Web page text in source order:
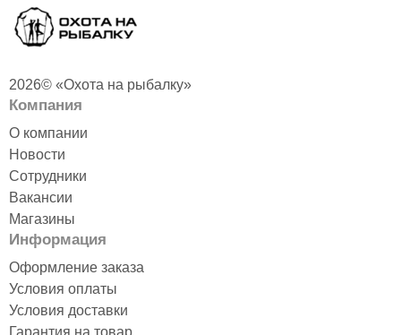
2026© «Охота на рыбалку»
Компания
О компании
Новости
Сотрудники
Вакансии
Магазины
Информация
Оформление заказа
Условия оплаты
Условия доставки
Гарантия на товар